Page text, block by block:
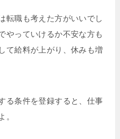
転職も考えた方がいいでし
やっていけるか不安な方も
て給料が上がり、休みも増
る条件を登録すると、仕事
。